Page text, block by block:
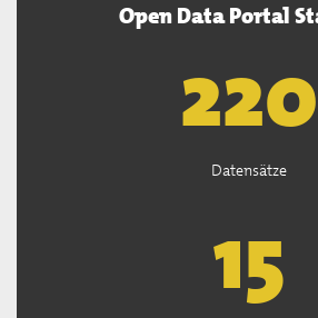
Open Data Portal
222
Datensätze
15